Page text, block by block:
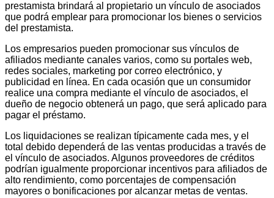
prestamista brindará al propietario un vínculo de asociados
que podrá emplear para promocionar los bienes o servicios
del prestamista.
Los empresarios pueden promocionar sus vínculos de
afiliados mediante canales varios, como su portales web,
redes sociales, marketing por correo electrónico, y
publicidad en línea. En cada ocasión que un consumidor
realice una compra mediante el vínculo de asociados, el
dueño de negocio obtenerá un pago, que será aplicado para
pagar el préstamo.
Los liquidaciones se realizan típicamente cada mes, y el
total debido dependerá de las ventas producidas a través de
el vínculo de asociados. Algunos proveedores de créditos
podrían igualmente proporcionar incentivos para afiliados de
alto rendimiento, como porcentajes de compensación
mayores o bonificaciones por alcanzar metas de ventas.